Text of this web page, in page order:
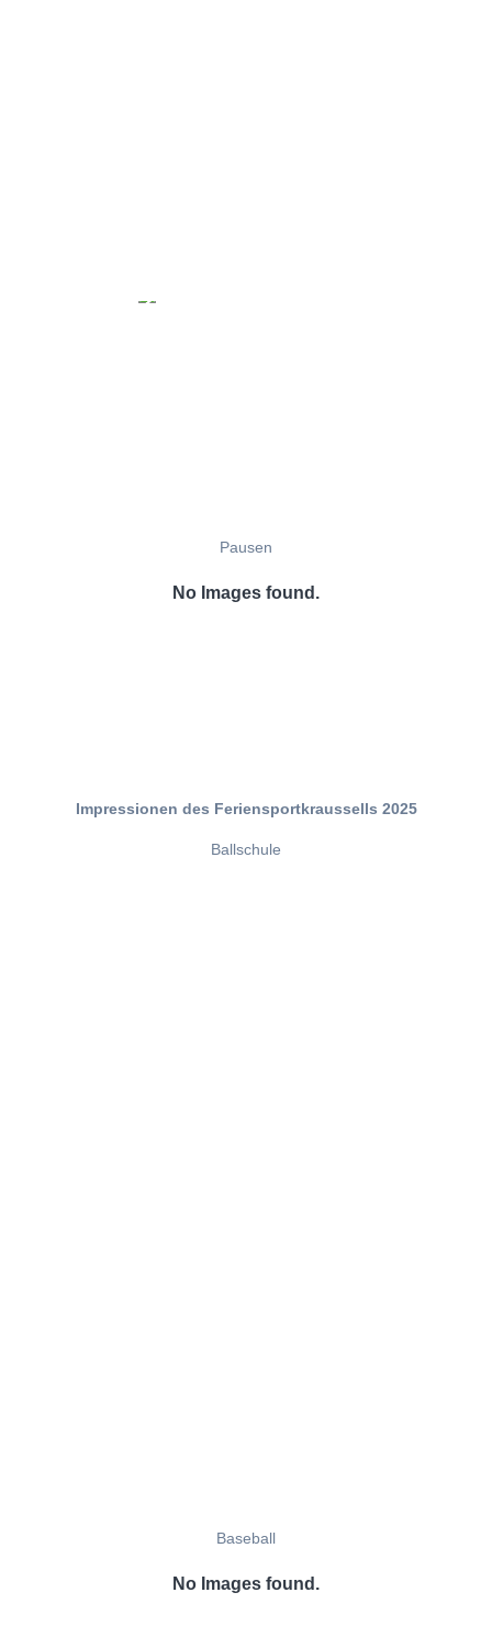
Pausen
No Images found.
Impressionen des Feriensportkraussells 2025
Ballschule
Baseball
No Images found.